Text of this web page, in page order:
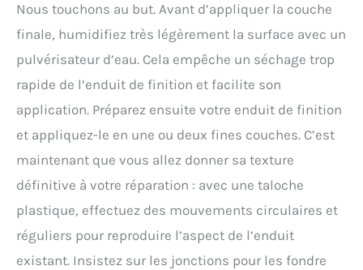
Nous touchons au but. Avant d’appliquer la couche
finale, humidifiez très légèrement la surface avec un
pulvérisateur d’eau. Cela empêche un séchage trop
rapide de l’enduit de finition et facilite son
application. Préparez ensuite votre enduit de finition
et appliquez-le en une ou deux fines couches. C’est
maintenant que vous allez donner sa texture
définitive à votre réparation : avec une taloche
plastique, effectuez des mouvements circulaires et
réguliers pour reproduire l’aspect de l’enduit
existant. Insistez sur les jonctions pour les fondre